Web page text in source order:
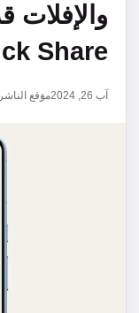
والإفلات
Share
آب 26, 2024 موقع الناشر